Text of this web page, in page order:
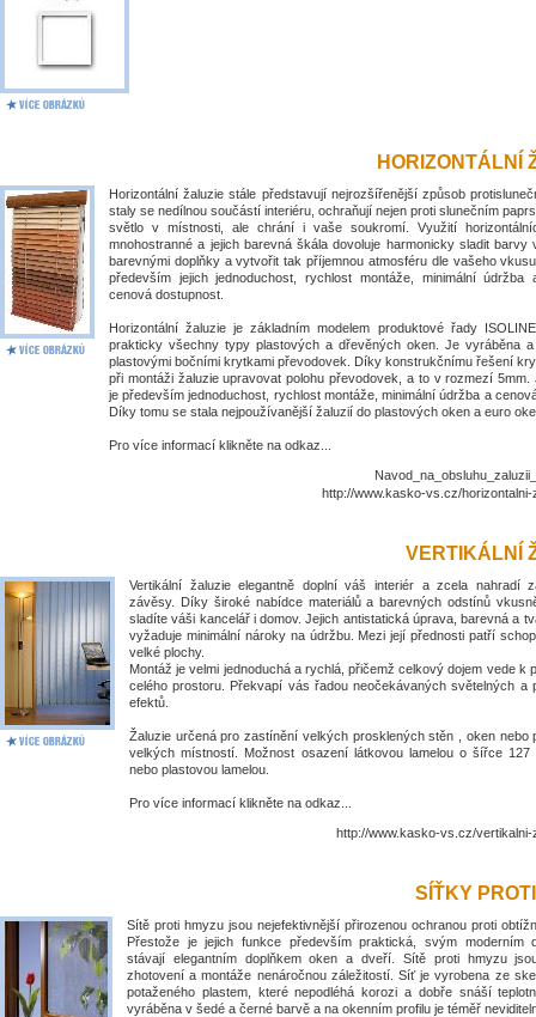
HORIZONTÁLNÍ
Horizontální žaluzie stále představují nejrozšířenější způsob
staly se nedílnou součástí interiéru, ochraňují nejen proti slunečním
světlo v místnosti, ale chrání i vaše soukromí. Využití
mnohostranné a jejich barevná škála dovoluje harmonicky sladit barvy
barevnými doplňky a vytvořit tak příjemnou atmosféru dle vašeho
především jejich jednoduchost, rychlost montáže, minimální údržba
cenová dostupnost.
Horizontální žaluzie je základním modelem produktové řady
prakticky všechny typy plastových a dřevěných oken. Je vyráběna
plastovými bočními krytkami převodovek. Díky konstrukčnímu řešení
při montáži žaluzie upravovat polohu převodovek, a to v rozmezí 5mm.
je především jednoduchost, rychlost montáže, minimální údržba a
Díky tomu se stala nejpoužívanější žaluzií do plastových oken a euro
Pro více informací klikněte na odkaz...
http://www.kasko-vs.cz/horizontalni-
VERTIKÁLNÍ
Vertikální žaluzie elegantně doplní váš interiér a zcela nahradí
závěsy. Díky široké nabídce materiálů a barevných odstínů
sladíte váši kancelář i domov. Jejich antistatická úprava, barevná a
vyžaduje minimální nároky na údržbu. Mezi její přednosti patří
velké plochy.
Montáž je velmi jednoduchá a rychlá, přičemž celkový dojem vede k
celého prostoru. Překvapí vás řadou neočekávaných světelných a
efektů.
Žaluzie určená pro zastínění velkých prosklených stěn , oken nebo
velkých místností. Možnost osazení látkovou lamelou o šířce 127
nebo plastovou lamelou.
Pro více informací klikněte na odkaz...
http://www.kasko-vs.cz/vertikalni-
SÍŤKY
Sítě proti hmyzu jsou nejefektivnější přirozenou ochranou proti
Přestože je jejich funkce především praktická, svým moderním
stávají elegantním doplňkem oken a dveří. Sítě proti hmyzu
zhotovení a montáže nenáročnou záležitostí. Síť je vyrobena ze
potaženého plastem, které nepodléhá korozi a dobře snáší
vyráběna v šedé a černé barvě a na okenním profilu je téměř